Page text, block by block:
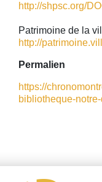
http://shpsc.org/
Patrimoine de la
http://
Permalien
https://
bibliotheque-